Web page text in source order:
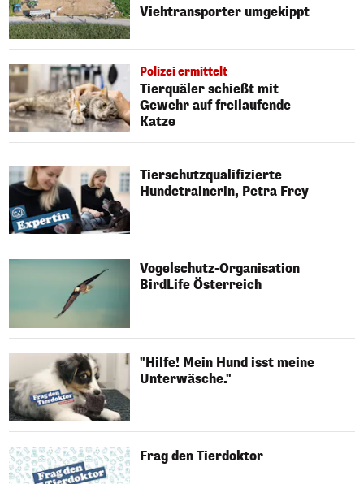
Viehtransporter umgekippt
Polizei ermittelt
Tierquäler schießt mit
Gewehr auf freilaufende
Katze
Tierschutzqualifizierte
Hundetrainerin, Petra Frey
Vogelschutz-Organisation
BirdLife Österreich
"Hilfe! Mein Hund isst meine
Unterwäsche."
Frag den Tierdoktor